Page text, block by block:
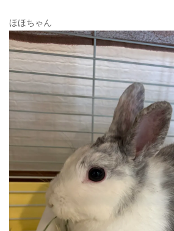
ほほちゃん